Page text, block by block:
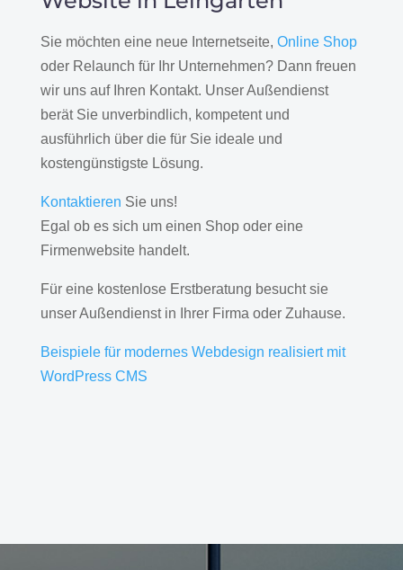
Sie möchten eine neue Internetseite, Online Shop
oder Relaunch für Ihr Unternehmen? Dann freuen
wir uns auf Ihren Kontakt. Unser Außendienst
berät Sie unverbindlich, kompetent und
ausführlich über die für Sie ideale und
kostengünstigste Lösung.
Kontaktieren Sie uns!
Egal ob es sich um einen Shop oder eine
Firmenwebsite handelt.
Für eine kostenlose Erstberatung besucht sie
unser Außendienst in Ihrer Firma oder Zuhause.
Beispiele für modernes Webdesign realisiert mit
WordPress CMS